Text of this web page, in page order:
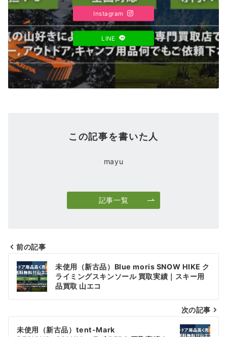
Instagram
LINE
この記事を書いた人
mayu
記事一覧
投
稿
ナ
ビ
ゲ
前の記事
未使用（新古品）Blue moris SNOW HIKE ク
ライミングスキンソール 買取実績｜スキー用
品買取 山エコ
次の記事
未使用（新古品）tent-Mark